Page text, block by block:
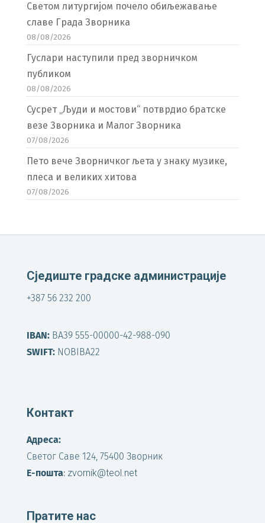
Светом литургијом почело обиљежавање
славе Града Зворника
08/08/2026
Гуслари наступили пред зворничком
публиком
08/08/2026
Сусрет „Људи и мостови“ потврдио братске
везе Зворника и Малог Зворника
07/08/2026
Пето вече Зворничког љета у знаку музике,
плеса и великих хитова
07/08/2026
Сједиште градске администрације
+387 56 232 200
IBAN:BA39 555-00000-42-988-090
SWIFT:NOBIBA22
Контакт
Адреса:
Светог Саве 124, 75400 Зворник
Е-пошта: zvornik@teol.net
Пратите нас